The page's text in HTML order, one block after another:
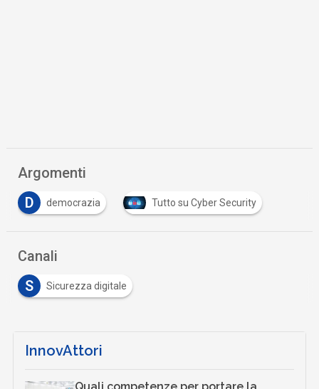
Argomenti
D
democrazia Tutto su Cyber Security
Canali
S
Sicurezza digitale
InnovAttori